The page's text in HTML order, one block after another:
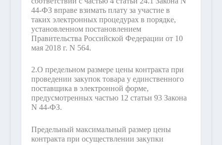
44-ФЗ вправе взимать плату за участие в
таких электронных процедурах в порядке,
установленном постановлением
Правительства Российской Федерации от 10
мая 2018 г. N 564.
2.О предельном размере цены контракта при
проведении закупок товара у единственного
поставщика в электронной форме,
предусмотренных частью 12 статьи 93 Закона
N 44-ФЗ.
Предельный максимальный размер цены
контракта при осуществлении закупки